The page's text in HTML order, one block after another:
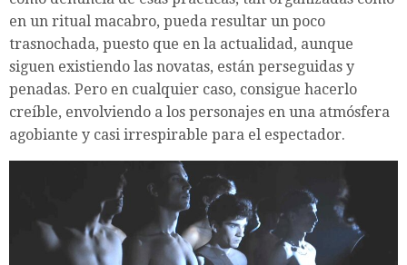
en un ritual macabro, pueda resultar un poco
trasnochada, puesto que en la actualidad, aunque
siguen existiendo las novatas, están perseguidas y
penadas. Pero en cualquier caso, consigue hacerlo
creíble, envolviendo a los personajes en una atmósfera
agobiante y casi irrespirable para el espectador.